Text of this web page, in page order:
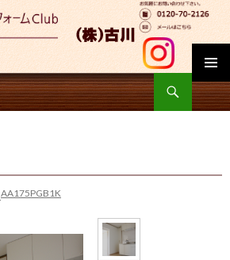
AA175PGB1K